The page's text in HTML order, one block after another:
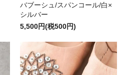
バブーシュ/スパンコール/白×
シルバー
5,500円(税500円)